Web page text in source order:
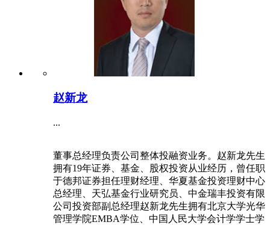
赵新龙
...
董事总经理负责公司整体投融资业务。赵新龙先生
拥有19年证券、基金、股权投资从业经历，曾任职
于德邦证券担任理财经理、华夏基金投资理财中心
总经理、天弘基金行业研究员、中金瑞丰投资有限
公司投资部副总经理赵新龙先生拥有北京大学光华
管理学院EMBA学位、中国人民大学会计学学士学